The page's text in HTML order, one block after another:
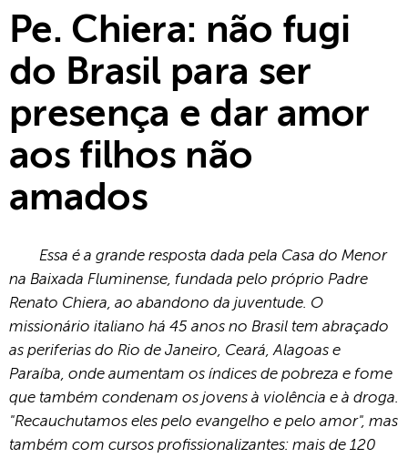
Pe. Chiera: não fugi
do Brasil para ser
presença e dar amor
aos filhos não
amados
Essa é a grande resposta dada pela Casa do Menor
na Baixada Fluminense, fundada pelo próprio Padre
Renato Chiera, ao abandono da juventude. O
missionário italiano há 45 anos no Brasil tem abraçado
as periferias do Rio de Janeiro, Ceará, Alagoas e
Paraíba, onde aumentam os índices de pobreza e fome
que também condenam os jovens à violência e à droga.
"Recauchutamos eles pelo evangelho e pelo amor", mas
também com cursos profissionalizantes: mais de 120